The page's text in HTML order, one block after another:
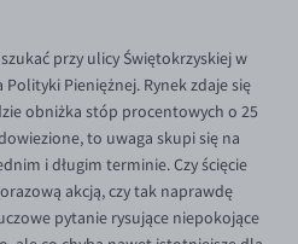
przy ulicy Świętokrzyskiej w
Pieniężnej. Rynek zdaje się
obniżka stóp procentowych o 25
to uwaga skupi się na
i długim terminie. Czy ścięcie
akcją, czy tak naprawdę
pytanie rysujące niepokojące